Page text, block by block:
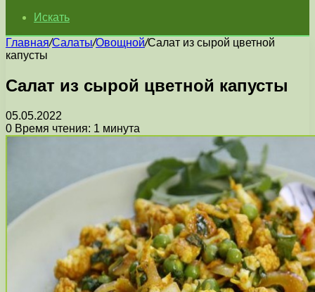
Искать
Главная/Салаты/Овощной/Салат из сырой цветной
капусты
Салат из сырой цветной капусты
05.05.2022
0 Время чтения: 1 минута